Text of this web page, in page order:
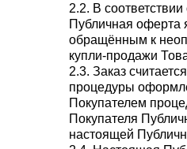
2.2. В
Публичная
обращённым к
купли-продажи
2.3. Заказ
процедуры
Покупателем
Покупателя
настоящей